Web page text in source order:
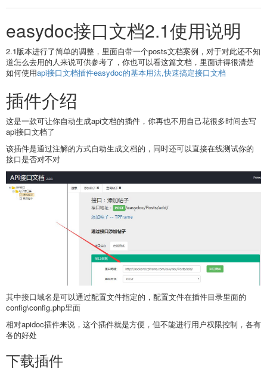
easydoc接口文档2.1使用说明
2.1版本进行了简单的调整，里面自带一个posts文档案例，对于对此还不知
道怎么去用的人来说可供参考了，你也可以看这篇文档，里面讲得很清楚
如何使用api接口文档插件easydoc的基本用法,快速搞定接口文档
插件介绍
这是一款可让你自动生成api文档的插件，你再也不用自己花很多时间去写
api接口文档了
该插件是通过注解的方式自动生成文档的，同时还可以直接在线测试你的
接口是否对不对
其中接口域名是可以通过配置文件指定的，配置文件在插件目录里面的
config\config.php里面
相对apidoc插件来说，这个插件就是方便，但不能进行用户权限控制，各有
各的好处
下载插件